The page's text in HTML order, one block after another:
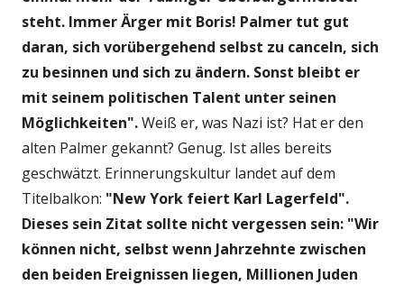
steht. Immer Ärger mit Boris! Palmer tut gut
daran, sich vorübergehend selbst zu canceln, sich
zu besinnen und sich zu ändern. Sonst bleibt er
mit seinem politischen Talent unter seinen
Möglichkeiten".Weiß er, was Nazi ist? Hat er den
alten Palmer gekannt? Genug. Ist alles bereits
geschwätzt. Erinnerungskultur landet auf dem
Titelbalkon: "New York feiert Karl Lagerfeld".
Dieses sein Zitat sollte nicht vergessen sein: "Wir
können nicht, selbst wenn Jahrzehnte zwischen
den beiden Ereignissen liegen, Millionen Juden